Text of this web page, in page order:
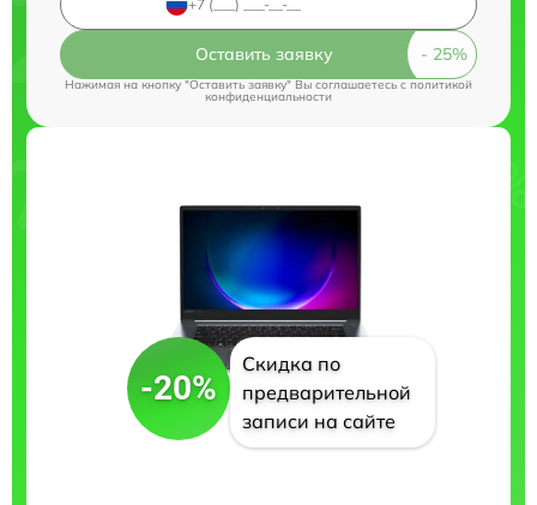
Оставить заявку
Нажимая на кнопку "Оставить заявку" Вы соглашаетесь cполитикой
конфиденциальности
-20%
Скидка по
предварительной
записи на сайте